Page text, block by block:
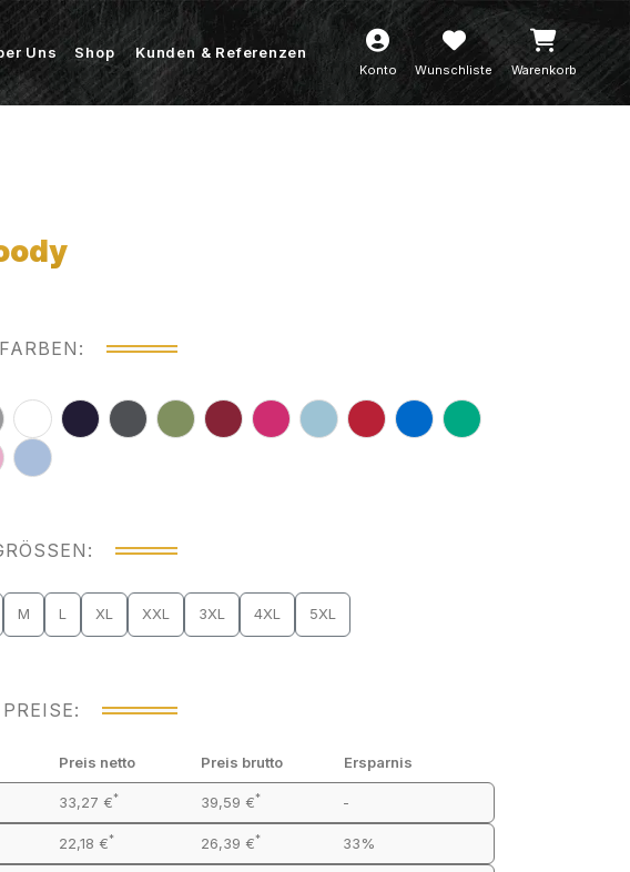
Uns Shop Kunden & Referenzen
Konto Wunschliste Warenkorb
FARBEN:
M L XL XXL 3XL 4XL 5XL
PREISE:
Preis netto Preis brutto Ersparnis
33,27 €* 39,59 €* -
22,18 €* 26,39 €* 33%